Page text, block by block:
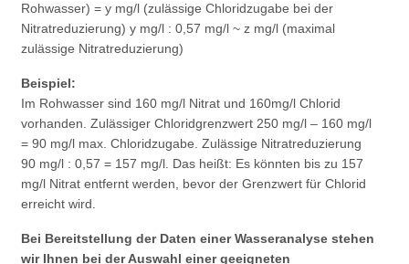
Rohwasser) = y mg/l (zulässige Chloridzugabe bei der
Nitratreduzierung) y mg/l : 0,57 mg/l ~ z mg/l (maximal
zulässige Nitratreduzierung)
Beispiel:
Im Rohwasser sind 160 mg/l Nitrat und 160mg/l Chlorid
vorhanden. Zulässiger Chloridgrenzwert 250 mg/l – 160 mg/l
= 90 mg/l max. Chloridzugabe. Zulässige Nitratreduzierung
90 mg/l : 0,57 = 157 mg/l. Das heißt: Es könnten bis zu 157
mg/l Nitrat entfernt werden, bevor der Grenzwert für Chlorid
erreicht wird.
Bei Bereitstellung der Daten einer Wasseranalyse stehen
wir Ihnen bei der Auswahl einer geeigneten